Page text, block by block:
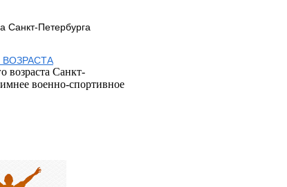
Санкт-Петербурга
возраста Санкт-
военно-спортивное